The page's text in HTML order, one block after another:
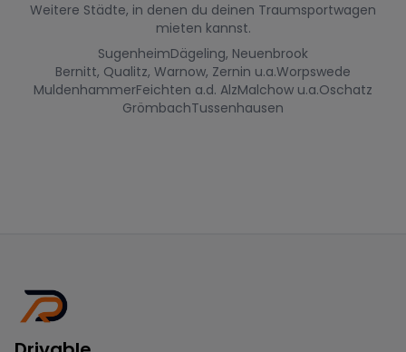
Weitere Städte, in denen du deinen Traumsportwagen
mieten kannst.
SugenheimDägeling, Neuenbrook
Bernitt, Qualitz, Warnow, Zernin u.a.Worpswede
MuldenhammerFeichten a.d. AlzMalchow u.a.Oschatz
GrömbachTussenhausen